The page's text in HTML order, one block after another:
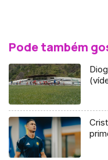
Pode também